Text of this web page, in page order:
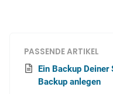
PASSENDE ARTIKEL
Ein Backup
Backup anlegen